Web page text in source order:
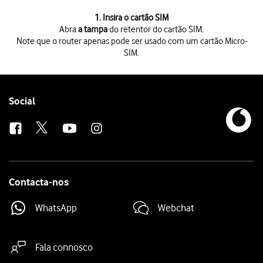
1. Insira o cartão SIM
Abraa tampado retentor do cartão SIM.
Note que o router apenas pode ser usado com um cartão Micro-
SIM.
Note que o router apenas pode ser usado com um cartão Micro-SIM.
Deslize o cartão SIM para dentro
Follow
Social
Contacta-nos
WhatsApp Webchat
Fala connosco